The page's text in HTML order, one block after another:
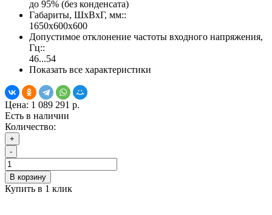
до 95% (без конденсата)
Габариты, ШхВхГ, мм::
1650х600х600
Допустимое отклонение частоты входного напряжения,
Гц::
46...54
Показать все характеристики
Цена: 1 089 291 р.
Есть в наличии
Количество:
+
-
В корзину
Купить в 1 клик